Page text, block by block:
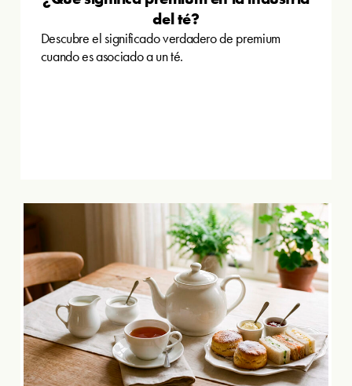
del té?
Descubre el significado verdadero de premium
cuando es asociado a un té.